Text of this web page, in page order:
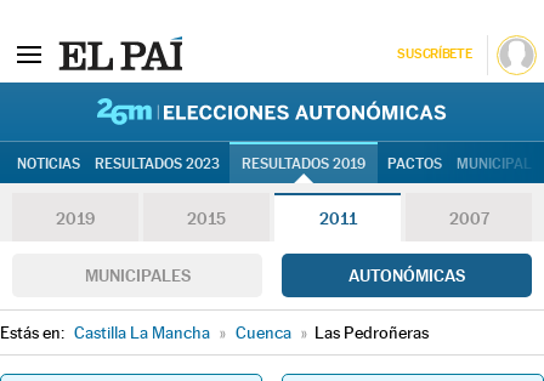
SUSCRÍBETE
NOTICIAS RESULTADOS 2023 RESULTADOS 2019 PACTOS
2019 2015 2011 2007
MUNICIPALES AUTONÓMICAS
Estás en: Castilla La Mancha » Cuenca » Las Pedroñeras